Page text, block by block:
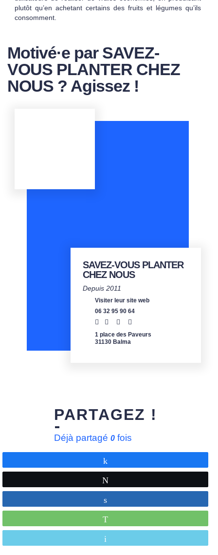
plutôt qu’en achetant certains des fruits et légumes qu’ils
consomment.
Motivé·e par SAVEZ-
VOUS PLANTER CHEZ
NOUS ? Agissez !
SAVEZ-VOUS PLANTER
CHEZ NOUS
Depuis 2011
Visiter leur site web
06 32 95 90 64
1 place des Paveurs
31130 Balma
PARTAGEZ !
Déjà partagé 0fois